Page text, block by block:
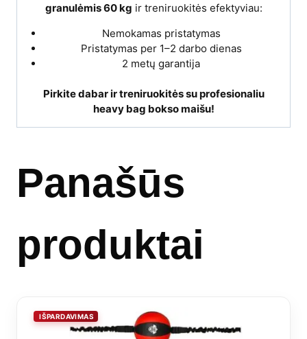
granulėmis 60 kg ir treniruokitės efektyviau:
Nemokamas pristatymas
Pristatymas per 1–2 darbo dienas
2 metų garantija
Pirkite dabar ir treniruokitės su profesionaliu
heavy bag bokso maišu!
Panašūs
produktai